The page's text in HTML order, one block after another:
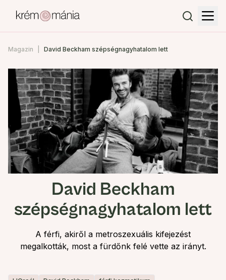
Magazin David Beckham szépségnagyhatalom lett
David Beckham
szépségnagyhatalom lett
A férfi, akiről a metroszexuális kifejezést
megalkották, most a fürdőnk felé vette az irányt.